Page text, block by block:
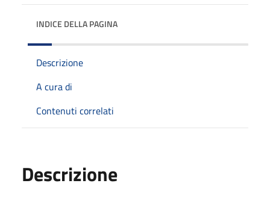
INDICE DELLA PAGINA
Descrizione
A cura di
Contenuti correlati
Descrizione